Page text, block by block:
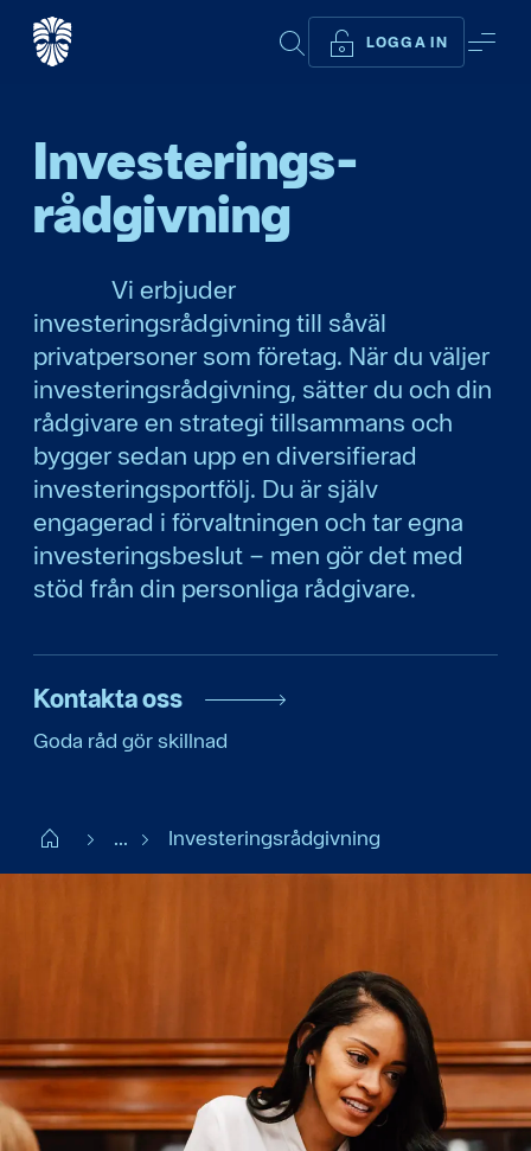
SÖK LOGGA IN
Investerings­
rådgivning
Vi erbjuder
investeringsrådgivning till såväl
privatpersoner som företag. När du väljer
investeringsrådgivning, sätter du och din
rådgivare en strategi tillsammans och
bygger sedan upp en diversifierad
investeringsportfölj. Du är själv
engagerad i förvaltningen och tar egna
investeringsbeslut – men gör det med
stöd från din personliga rådgivare.
Kontakta oss
Goda råd gör skillnad
Start ... Investeringsrådgivning